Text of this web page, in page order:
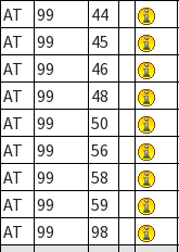
AT
99 44
AT
99 45
AT
99 46
AT
99 48
AT
99 50
AT
99 56
AT
99 58
AT
99 59
AT
99 98